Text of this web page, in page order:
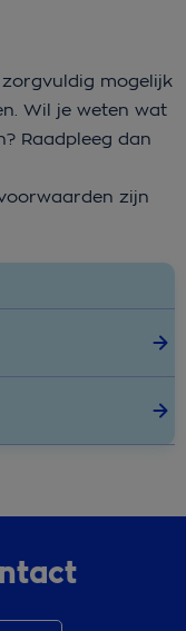
mogelijk
Wil je weten wat
Raadpleeg dan
zijn